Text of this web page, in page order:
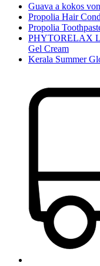
Guava a kokos
Propolia Hair
Propolia
PHYTORELAX
Gel Cream
Kerala Summer